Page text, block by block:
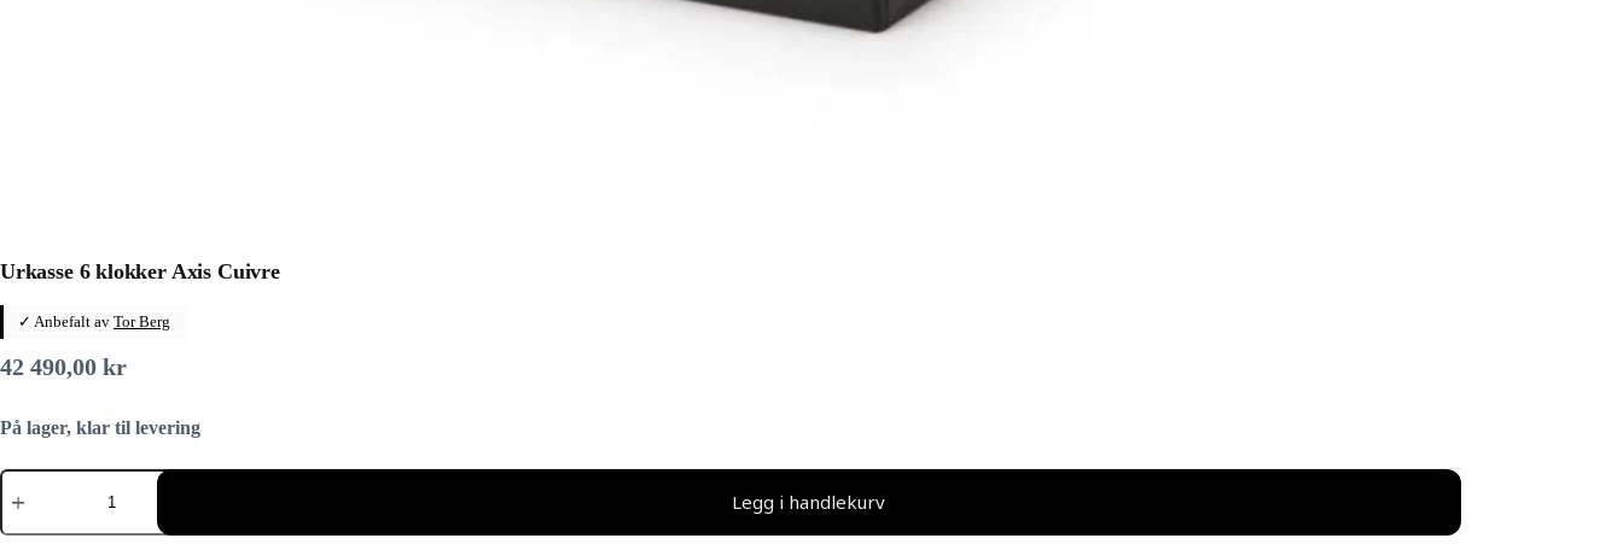
Urkasse 6 klokker Axis Cuivre
✓ Anbefalt av Tor Berg
42 490,00 kr
På lager, klar til levering
Urkasse
Axis
Legg i handlekurv